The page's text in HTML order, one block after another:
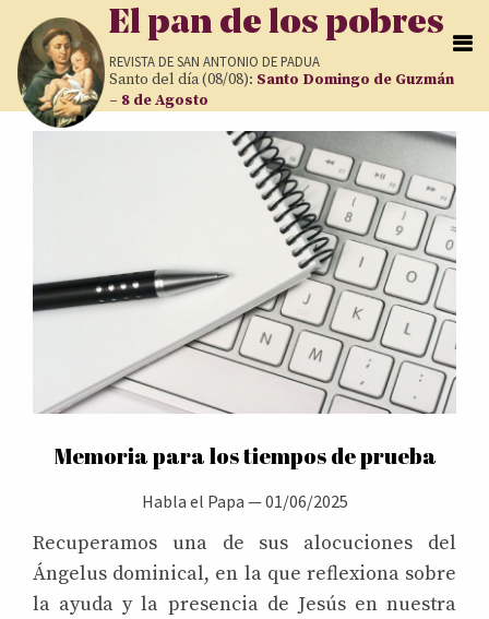
Pasar al contenido principal
El pan de los pobres
REVISTA DESAN ANTONIO DE PADUA
Santo del día (08/08): Santo Domingo de Guzmán
– 8 de Agosto
Memoria para los tiempos de prueba
Habla el Papa —01/06/2025
Recuperamos una de sus alocuciones del
Ángelus dominical, en la que reflexiona sobre
la ayuda y la presencia de Jesús en nuestra